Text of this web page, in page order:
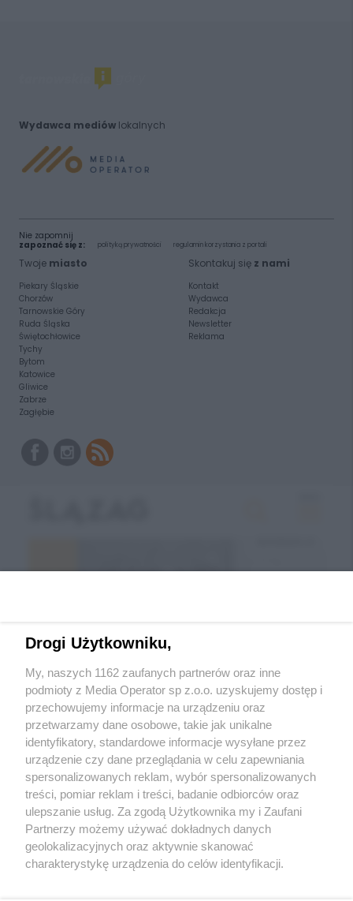
Wydawca mediówlokalnych
Nie zapomnij
zapoznać się z:
polityką prywatności regulamin korzystania z portali
Twoje miasto
Piekary Śląskie
Chorzów
Tarnowskie Góry
Ruda Śląska
Świętochłowice
Tychy
Bytom
Katowice
Gliwice
Zabrze
Zagłębie
Skontakuj się z nami
Kontakt
Wydawca
Redakcja
Newsletter
Reklama
Wróć do strony głównej
ślązag.pl
0%
Drogi Użytkowniku,
My, naszych 1162 zaufanych partnerów oraz inne
podmioty z Media Operator sp z.o.o. uzyskujemy dostęp i
przechowujemy informacje na urządzeniu oraz
przetwarzamy dane osobowe, takie jak unikalne
identyfikatory, standardowe informacje wysyłane przez
urządzenie czy dane przeglądania w celu zapewniania
spersonalizowanych reklam, wybór spersonalizowanych
treści, pomiar reklam i treści, badanie odbiorców oraz
ulepszanie usług. Za zgodą Użytkownika my i Zaufani
Partnerzy możemy używać dokładnych danych
geolokalizacyjnych oraz aktywnie skanować
charakterystykę urządzenia do celów identyfikacji.